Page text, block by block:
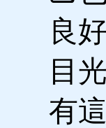
良
目
有